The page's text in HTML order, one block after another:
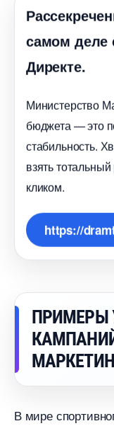
самом
Директе.
Министерство
юджета — это
стабильность.
зять
кликом.
https://
ПРИМЕРЫ
мире